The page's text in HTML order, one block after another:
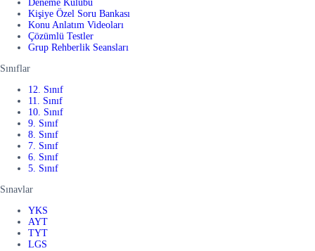
Deneme Kulübü
Kişiye Özel Soru Bankası
Konu Anlatım Videoları
Çözümlü Testler
Grup Rehberlik Seansları
Sınıflar
12. Sınıf
11. Sınıf
10. Sınıf
9. Sınıf
8. Sınıf
7. Sınıf
6. Sınıf
5. Sınıf
Sınavlar
YKS
AYT
TYT
LGS